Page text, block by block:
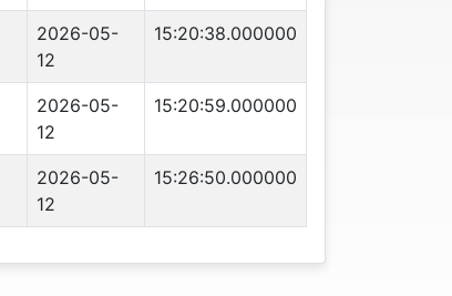
2026-05-
12
15:20:38.000000
2026-05-
12
15:20:59.000000
2026-05-
12
15:26:50.000000